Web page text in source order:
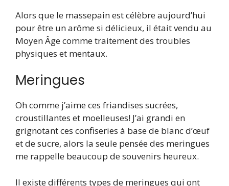
Alors que le massepain est célèbre aujourd’hui
pour être un arôme si délicieux, il était vendu au
Moyen Âge comme traitement des troubles
physiques et mentaux.
Meringues
Oh comme j’aime ces friandises sucrées,
croustillantes et moelleuses! J’ai grandi en
grignotant ces confiseries à base de blanc d’œuf
et de sucre, alors la seule pensée des meringues
me rappelle beaucoup de souvenirs heureux.
Il existe différents types de meringues qui ont